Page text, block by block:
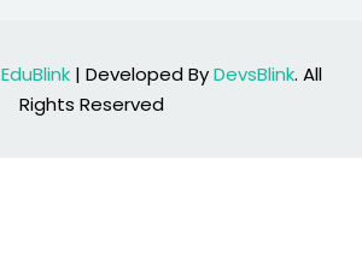
EduBlink | Developed ByDevsBlink. All
Rights Reserved